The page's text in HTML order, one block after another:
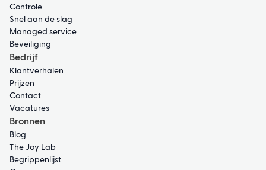
Controle
Snel aan de slag
Managed service
Beveiliging
Bedrijf
Klantverhalen
Prijzen
Contact
Vacatures
Bronnen
Blog
The Joy Lab
Begrippenlijst